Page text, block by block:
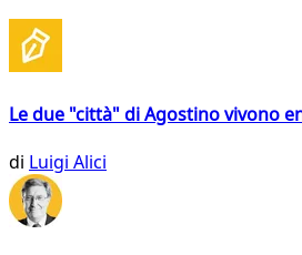
Le due "città" di Agostino vivono
di Luigi Alici